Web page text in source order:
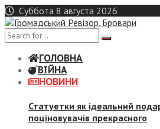
Skip
to
content
Суббота 8 августа 2026
ГОЛОВНА
ВІЙНА
НОВИНИ
Статуетки як ідеальний
поціновувачів прекрасного